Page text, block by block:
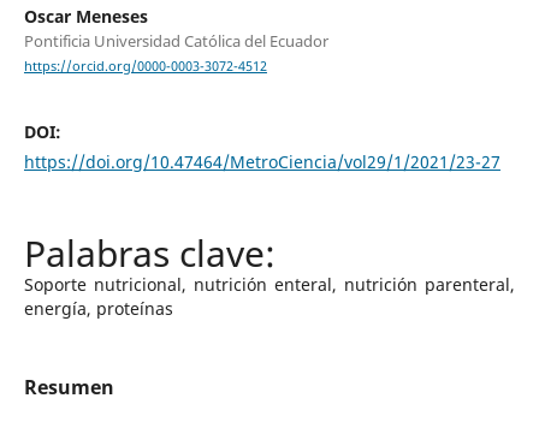
Oscar Meneses
Pontificia Universidad Católica del Ecuador
https://orcid.org/0000-0003-3072-4512
DOI:
https://doi.org/10.47464/MetroCiencia/vol29/1/2021/23-27
Soporte nutricional, nutrición enteral, nutrición parenteral,
energía, proteínas
Resumen